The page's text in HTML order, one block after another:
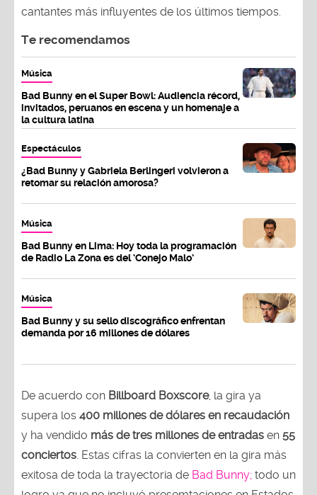
cantantes más influyentes de los últimos tiempos.
Te recomendamos
Música
Bad Bunny en el Super Bowl: Audiencia récord,
invitados, peruanos en escena y un homenaje a
la cultura latina
Espectáculos
¿Bad Bunny y Gabriela Berlingeri volvieron a
retomar su relación amorosa?
Música
Bad Bunny en Lima: Hoy toda la programación
de Radio La Zona es del ‘Conejo Malo’
Música
Bad Bunny y su sello discográfico enfrentan
demanda por 16 millones de dólares
De acuerdo con Billboard Boxscore, la gira ya
supera los 400 millones de dólares en recaudación
y ha vendido más de tres millones de entradas en 55
conciertos. Estas cifras la convierten en la gira más
exitosa de toda la trayectoria de Bad Bunny; todo un